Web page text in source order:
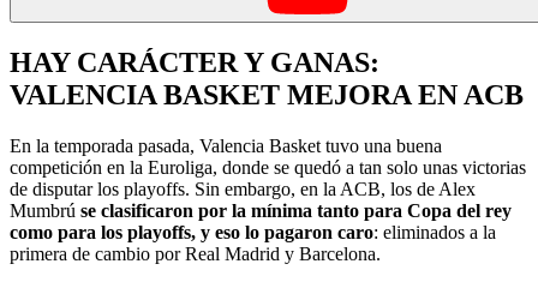
HAY CARÁCTER Y GANAS:
VALENCIA BASKET MEJORA EN ACB
En la temporada pasada, Valencia Basket tuvo una buena
competición en la Euroliga, donde se quedó a tan solo unas victorias
de disputar los playoffs. Sin embargo, en la ACB, los de Alex
Mumbrú se clasificaron por la mínima tanto para Copa del rey
como para los playoffs, y eso lo pagaron caro: eliminados a la
primera de cambio por Real Madrid y Barcelona.